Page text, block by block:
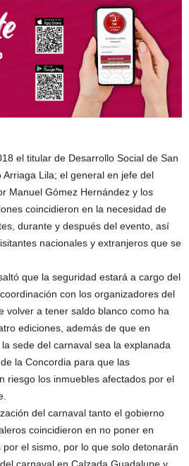
el titular de Desarrollo Social de San
Arriaga Lila; el general en jefe del
Manuel Gómez Hernández y los
coincidieron en la necesidad de
durante y después del evento, así
nacionales y extranjeros que se
que la seguridad estará a cargo del
con los organizadores del
volver a tener saldo blanco como ha
ediciones, además de que en
sede del carnaval sea la explanada
la Concordia para que las
riesgo los inmuebles afectados por el
del carnaval tanto el gobierno
coincidieron en no poner en
el sismo, por lo que solo detonarán